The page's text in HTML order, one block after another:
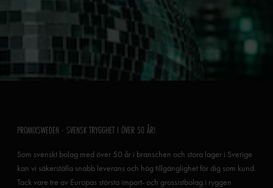
PROMIXSWEDEN - SVENSK TRYGGHET I ÖVER 50 ÅR!
Som svenskt bolag med över 50 år i branschen och stora lager i Sverige
kan vi säkerställa snabb leverans och hög tillgänglighet för dig som kund.
Tack vare tre av Europas största import- och grossistbolag i ryggen